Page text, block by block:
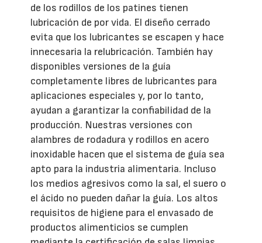
de los rodillos de los patines tienen
lubricación de por vida. El diseño cerrado
evita que los lubricantes se escapen y hace
innecesaria la relubricación. También hay
disponibles versiones de la guía
completamente libres de lubricantes para
aplicaciones especiales y, por lo tanto,
ayudan a garantizar la confiabilidad de la
producción. Nuestras versiones con
alambres de rodadura y rodillos en acero
inoxidable hacen que el sistema de guía sea
apto para la industria alimentaria. Incluso
los medios agresivos como la sal, el suero o
el ácido no pueden dañar la guía. Los altos
requisitos de higiene para el envasado de
productos alimenticios se cumplen